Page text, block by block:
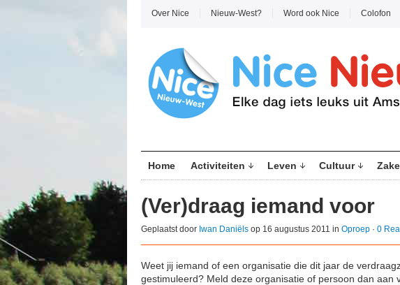
Over Nice Nieuw-West? Word ook Nice Colofon
Home Activiteiten Leven Cultuur
(Ver)draag iemand voor
Geplaatst door Iwan Daniëls op 16 augustus 2011 in Oproep · 0
Weet jij iemand of een organisatie die dit jaar de
gestimuleerd? Meld deze organisatie of persoon dan aan